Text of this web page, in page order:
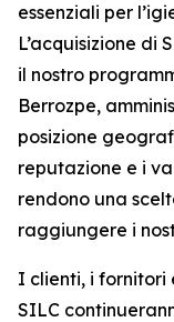
essenziali per
L’acquisizione di
il nostro
Berrozpe,
posizione
reputazione e i
rendono una
raggiungere i
I clienti, i fornitori
SILC